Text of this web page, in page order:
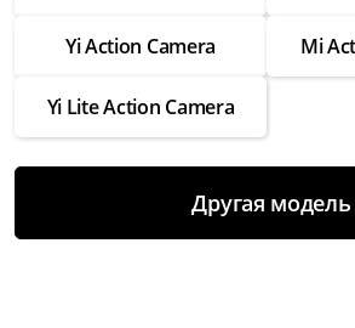
Ремонт крепежных элементов
от 1 500 ₽
Ремонт корпуса
Ремонт кнопок управления
Yi Action Camera Mi
Yi Lite Action Camera
Другая модель